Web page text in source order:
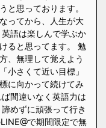
と思っております。
ってから、人生が大
語は楽しんで学ぶか
ると思ってます。 勉
、無理して覚えよう
小さくて近い目標」
に向かって続けてみ
間違いなく英語力は
めずに頑張って行き
で期間限定で無